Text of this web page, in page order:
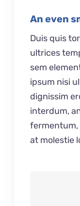
An even
Duis quis
ultrices
sem
ipsum nisi
dignissim
interdum,
fermentum,
at molestie